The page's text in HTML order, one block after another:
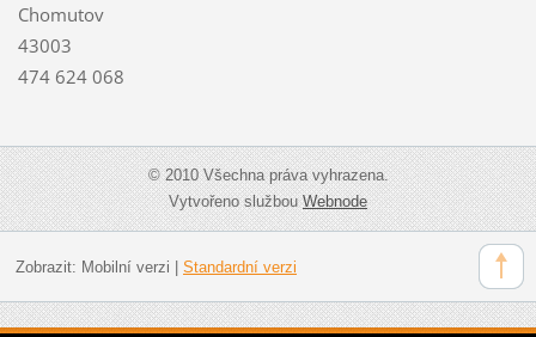
Chomutov
43003
474 624 068
© 2010 Všechna práva vyhrazena.
Vytvořeno službouWebnode
Zobrazit: Mobilní verzi Standardní verzi